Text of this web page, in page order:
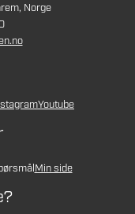
Norge
Youtube
Min side